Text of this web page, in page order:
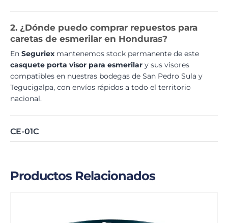
2. ¿Dónde puedo comprar repuestos para
caretas de esmerilar en Honduras?
En Seguriex mantenemos stock permanente de este
casquete porta visor para esmerilar y sus visores
compatibles en nuestras bodegas de San Pedro Sula y
Tegucigalpa, con envíos rápidos a todo el territorio
nacional.
CE-01C
Productos Relacionados